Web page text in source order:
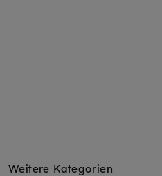
Weitere Kategorien